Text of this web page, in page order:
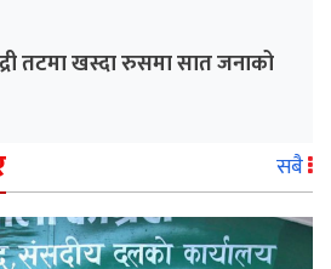
तटमा खस्दा रुसमा सात जनाको
सबै